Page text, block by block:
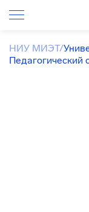
НИУ МИЭТ/
Педагогический